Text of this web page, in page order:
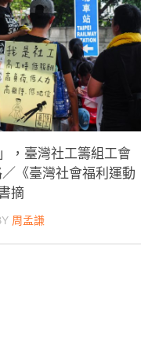
，臺灣社工籌組工會
《臺灣社會福利運動
摘
周孟謙